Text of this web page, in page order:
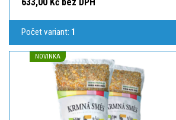
Počet variant: 1
NOVINKA